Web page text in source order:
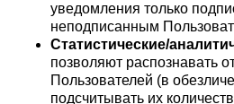
уведомления только
неподписанным
Статистические/
позволяют распознавать
Пользователей (в
подсчитывать их